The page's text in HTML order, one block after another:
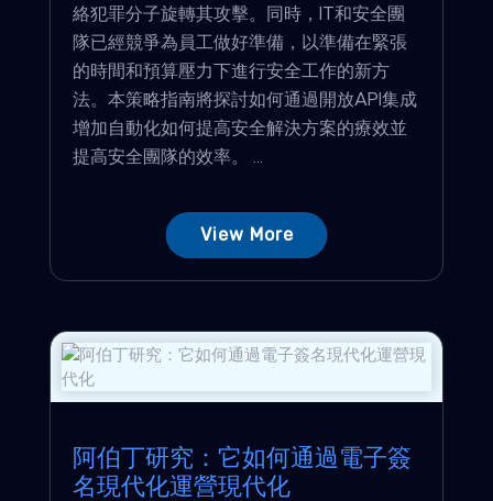
絡犯罪分子旋轉其攻擊。同時，IT和安全團
隊已經競爭為員工做好準備，以準備在緊張
的時間和預算壓力下進行安全工作的新方
法。本策略指南將探討如何通過開放API集成
增加自動化如何提高安全解決方案的療效並
提高安全團隊的效率。 ...
View More
阿伯丁研究：它如何通過電子簽
名現代化運營現代化